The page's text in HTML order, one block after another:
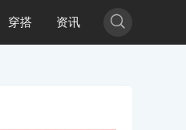
穿搭 资讯 